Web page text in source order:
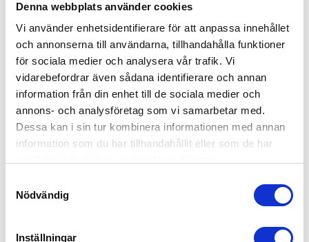
Denna webbplats använder cookies
Vi använder enhetsidentifierare för att anpassa innehållet
och annonserna till användarna, tillhandahålla funktioner
för sociala medier och analysera vår trafik. Vi
vidarebefordrar även sådana identifierare och annan
information från din enhet till de sociala medier och
annons- och analysföretag som vi samarbetar med.
Dessa kan i sin tur kombinera informationen med annan
information som du har tillhandahållit eller som de har
Nödvändig
Inställningar
Storstädning
Flyttstädning
Fönsterputsning
Andra kunder tycker om...
under flytten – på 55Plus garanterar vi en felfri
Läs mer